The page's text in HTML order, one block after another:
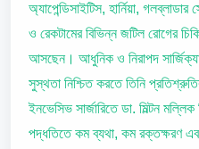
অ্যাপেন্ডিসাইটিস, হার্নিয়া,
ও রেকটামের বিভিন্ন জটিল রোগের
আসছেন। আধুনিক ও নিরাপদ
সুস্থতা নিশ্চিত করতে তিনি
ইনভেসিভ সার্জারিতে ডা. মিল্টন
পদ্ধতিতে কম ব্যথা, কম রক্তক্ষরণ